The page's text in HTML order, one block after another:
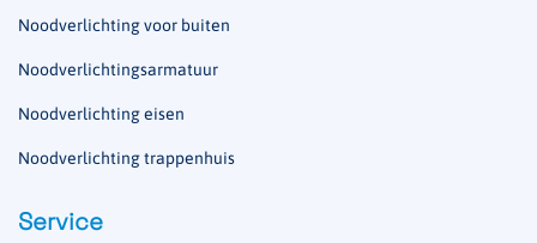
Noodverlichting voor buiten
Noodverlichtingsarmatuur
Noodverlichting eisen
Noodverlichting trappenhuis
Service